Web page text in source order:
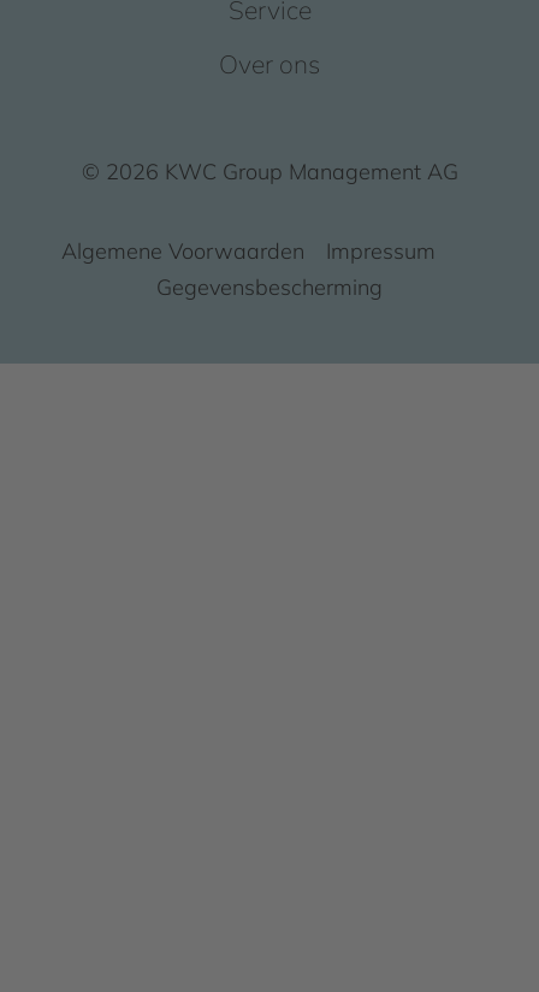
Service
Over ons
© 2026 KWC Group Management AG
Algemene Voorwaarden
Impressum
Gegevensbescherming